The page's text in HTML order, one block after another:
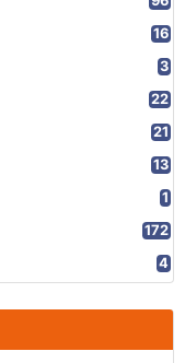
16
3
22
21
13
1
172
4